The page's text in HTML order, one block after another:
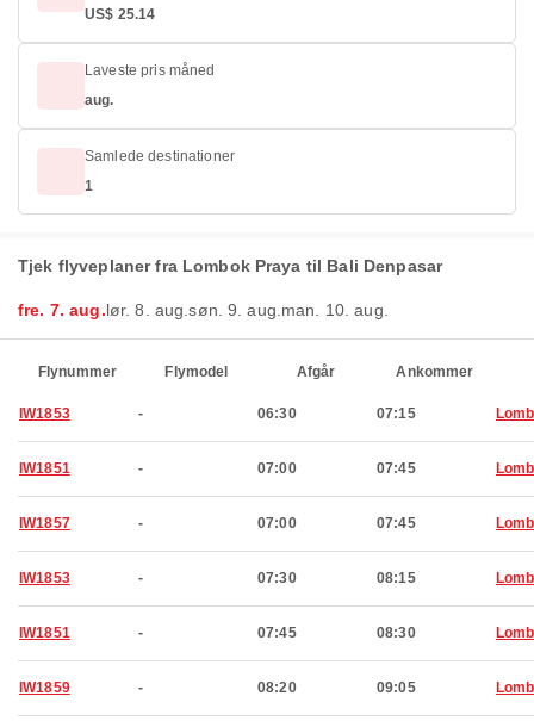
US$ 25.14
Laveste pris måned
aug.
Samlede destinationer
1
Tjek flyveplaner fra Lombok Praya til Bali Denpasar
fre. 7. aug.lør. 8. aug.søn. 9. aug. man. 10. aug.
Flynummer Flymodel Afgår Ankommer
IW1853 - 06:30 07:15
IW1851 - 07:00 07:45
IW1857 - 07:00 07:45
IW1853 - 07:30 08:15
IW1851 - 07:45 08:30
IW1859 - 08:20 09:05